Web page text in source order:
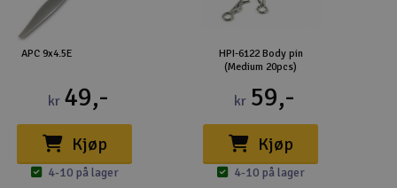
APC 9x4.5E
kr 49,-
Kjøp
4-10 på lager
HPI-6122 Body pin
(Medium 20pcs)
kr 59,-
Kjøp
4-10 på lager